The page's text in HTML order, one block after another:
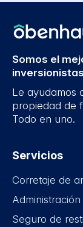
Somos el
Le ayudamos
propiedad de
Todo en uno.
Servicios
Corretaje de
Seguro de